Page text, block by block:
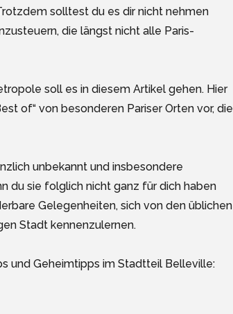
solltest du es dir nicht nehmen
die längst nicht alle Paris-
soll es in diesem Artikel gehen. Hier
of“ von besonderen Pariser Orten vor, die
unbekannt und insbesondere
du sie folglich nicht ganz für dich haben
Gelegenheiten, sich von den üblichen
Stadt kennenzulernen.
und Geheimtipps im Stadtteil Belleville: